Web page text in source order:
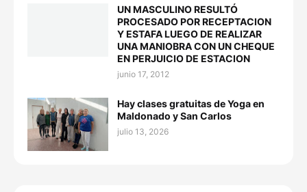
UN MASCULINO RESULTÓ
PROCESADO POR RECEPTACION
Y ESTAFA LUEGO DE REALIZAR
UNA MANIOBRA CON UN CHEQUE
EN PERJUICIO DE ESTACION
junio 17, 2012
Hay clases gratuitas de Yoga en
Maldonado y San Carlos
julio 13, 2026